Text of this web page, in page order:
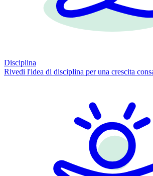
Disciplina
Rivedi l'idea di disciplina per una crescita